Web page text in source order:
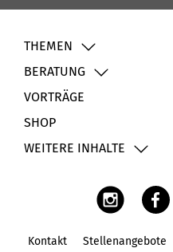
THEMEN
BERATUNG
VORTRÄGE
SHOP
WEITERE INHALTE
Kontakt Stellenangebote